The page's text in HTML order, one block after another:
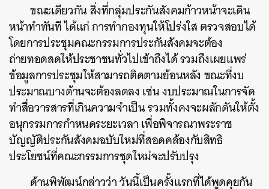
ขณะเดียวกัน สิ่งที่กลุ่มประกันสังคมก้าวหน้าจะเดิน
หน้าทำทันที ได้แก่ การทำกองทุนให้โปร่งใส ตรวจสอบได้
โดยการประชุมคณะกรรมการประกันสังคมจะต้อง
ถ่ายทอดสดให้ประชาชนทั่วไปเข้าถึงได้ รวมถึงเผยแพร่
ข้อมูลการประชุมให้สามารถติดตามย้อนหลัง ขณะที่งบ
ประมาณบางด้านจะต้องลดลง เช่น งบประมาณในการจัด
ทำสื่อวารสารที่เกินความจำเป็น รวมทั้งคงจะผลักดันให้ตั้ง
อนุกรรมการกำหนดระยะเวลา เพื่อพิจารณาพระราช
บัญญัติประกันสังคมฉบับใหม่ที่สอดคล้องกับสิทธิ
ประโยชน์ที่คณะกรรมการชุดใหม่จะปรับปรุง
ด้านพิพัฒน์กล่าวว่า วันนี้เป็นครั้งแรกที่ได้พูดคุยกัน